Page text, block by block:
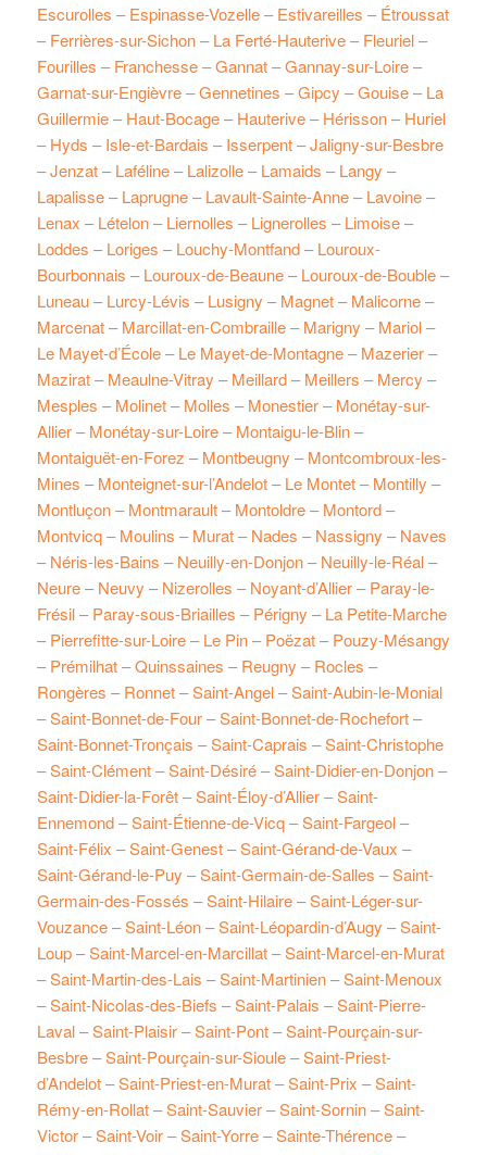
Escurolles –Espinasse-Vozelle–Estivareilles –Étroussat
–Ferrières-sur-Sichon–La Ferté-Hauterive–Fleuriel–
Fourilles –Franchesse–Gannat–Gannay-sur-Loire–
Garnat-sur-Engièvre–Gennetines –Gipcy –Gouise–La
Guillermie–Haut-Bocage–Hauterive–Hérisson–Huriel
–Hyds –Isle-et-Bardais –Isserpent–Jaligny-sur-Besbre
–Jenzat–Laféline–Lalizolle–Lamaids –Langy –
Lapalisse–Laprugne–Lavault-Sainte-Anne–Lavoine–
Lenax –Lételon–Liernolles –Lignerolles –Limoise–
Loddes –Loriges –Louchy-Montfand–Louroux-
Bourbonnais –Louroux-de-Beaune–Louroux-de-Bouble–
Luneau–Lurcy-Lévis –Lusigny –Magnet–Malicorne–
Marcenat–Marcillat-en-Combraille–Marigny –Mariol–
Le Mayet-d’École–Le Mayet-de-Montagne–Mazerier–
Mazirat–Meaulne-Vitray –Meillard–Meillers –Mercy –
Mesples –Molinet–Molles –Monestier–Monétay-sur-
Allier–Monétay-sur-Loire–Montaigu-le-Blin–
Montaiguët-en-Forez –Montbeugny –Montcombroux-les-
Mines –Monteignet-sur-l’Andelot–Le Montet–Montilly –
Montluçon–Montmarault–Montoldre–Montord–
Montvicq–Moulins –Murat–Nades –Nassigny –Naves
–Néris-les-Bains –Neuilly-en-Donjon–Neuilly-le-Réal–
Neure–Neuvy –Nizerolles –Noyant-d’Allier–Paray-le-
Frésil–Paray-sous-Briailles –Périgny –La Petite-Marche
–Pierrefitte-sur-Loire–Le Pin–Poëzat–Pouzy-Mésangy
–Prémilhat–Quinssaines –Reugny –Rocles –
Rongères –Ronnet–Saint-Angel–Saint-Aubin-le-Monial
–Saint-Bonnet-de-Four–Saint-Bonnet-de-Rochefort–
Saint-Bonnet-Tronçais –Saint-Caprais –Saint-Christophe
–Saint-Clément–Saint-Désiré–Saint-Didier-en-Donjon–
Saint-Didier-la-Forêt–Saint-Éloy-d’Allier–Saint-
Ennemond–Saint-Étienne-de-Vicq–Saint-Fargeol–
Saint-Félix –Saint-Genest–Saint-Gérand-de-Vaux –
Saint-Gérand-le-Puy –Saint-Germain-de-Salles –Saint-
Germain-des-Fossés –Saint-Hilaire–Saint-Léger-sur-
Vouzance–Saint-Léon–Saint-Léopardin-d’Augy –Saint-
Loup–Saint-Marcel-en-Marcillat–Saint-Marcel-en-Murat
–Saint-Martin-des-Lais –Saint-Martinien–Saint-Menoux
–Saint-Nicolas-des-Biefs –Saint-Palais –Saint-Pierre-
Laval–Saint-Plaisir–Saint-Pont–Saint-Pourçain-sur-
Besbre–Saint-Pourçain-sur-Sioule–Saint-Priest-
d’Andelot–Saint-Priest-en-Murat–Saint-Prix –Saint-
Rémy-en-Rollat–Saint-Sauvier–Saint-Sornin–Saint-
Victor–Saint-Voir–Saint-Yorre–Sainte-Thérence–